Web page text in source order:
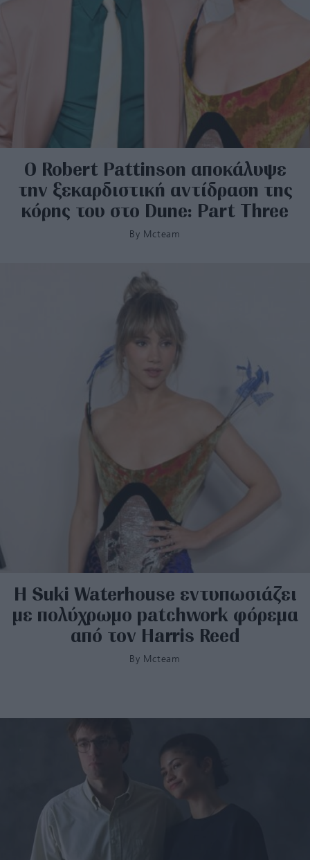
Ο Robert Pattinson αποκάλυψε
την ξεκαρδιστική αντίδραση της
κόρης του στο Dune: Part Three
By Mcteam
H Suki Waterhouse εντυπωσιάζει
με πολύχρωμο patchwork φόρεμα
από τον Harris Reed
By Mcteam